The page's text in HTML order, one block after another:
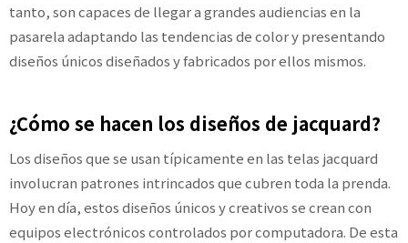
tanto, son capaces de llegar a grandes audiencias en la
pasarela adaptando las tendencias de color y presentando
diseños únicos diseñados y fabricados por ellos mismos.
¿Cómo se hacen los diseños de jacquard?
Los diseños que se usan típicamente en las telas jacquard
involucran patrones intrincados que cubren toda la prenda.
Hoy en día, estos diseños únicos y creativos se crean con
equipos electrónicos controlados por computadora. De esta